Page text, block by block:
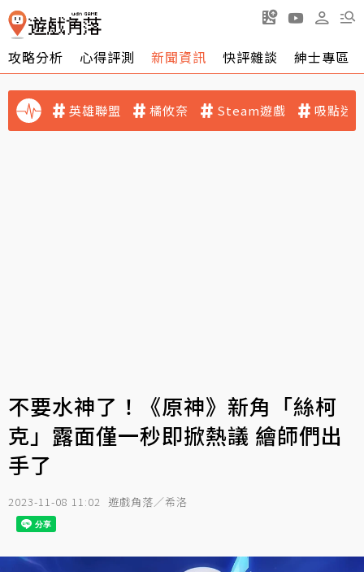
攻略分析 心得評測 新聞資訊 快評雜談 紳士專區
英雄聯盟 橘攸奈 Steam遊戲 吸點迷
不要水神了！《原神》新角「絲柯
克」露面僅一秒即掀熱議 繪師們出
手了
2023-11-08 11:02 遊戲角落／希洛